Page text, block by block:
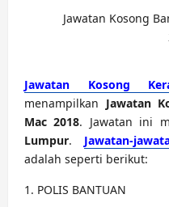
Jawatan Kosong
Jawatan Kosong
menampilkan Jawatan
Mac 2018. Jawatan ini
Lumpur. Jawatan-
adalah seperti berikut:
1. POLIS BANTUAN